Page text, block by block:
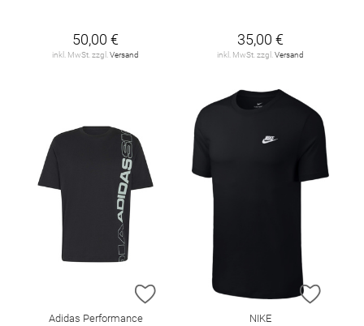
50,00 €
inkl. MwSt. zzgl. Versand
35,00 €
inkl. MwSt. zzgl. Versand
ZUR WUNSCHLISTE HINZUFÜGEN
Adidas Performance
ZUR
NIKE